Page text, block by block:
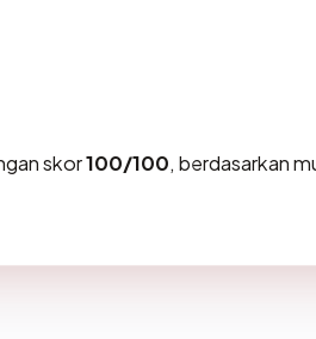
skor100/100, berdasarkan